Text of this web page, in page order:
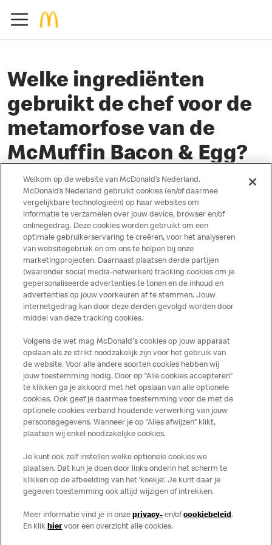
Welke ingrediënten
gebruikt de chef voor de
metamorfose van de
McMuffin Bacon & Egg?
September 27, 2019
Meesterkok Soenil Bahadoer krijgt de volgende ingrediënten tot zijn
beschikking: vrije-uitloopeieren, Cheddar smeltkaas, bacon strips en
het buikspek waar de bacon strips van gemaakt worden, boter én de
ingrediënten van het McMuffin brood. Om zijn gerecht een unieke
twist te geven, voegt hij aan de bestaande McMuffin Bacon Egg
specerijen, pekelwater en marinade toe. Je ziet het ook in onze How-
Over ons
Services
Contact
Welkom op de website van McDonald’s Nederland.
McDonald’s Nederland gebruikt cookies (en/of daarmee
vergelijkbare technologieën) op haar websites om
informatie te verzamelen over jouw device, browser en/of
onlinegedrag. Deze cookies worden gebruikt om een
optimale gebruikerservaring te creëren, voor het analyseren
van websitegebruik en om ons te helpen bij onze
marketingprojecten. Daarnaast plaatsen derde partijen
(waaronder social media-netwerken) tracking cookies om je
gepersonaliseerde advertenties te tonen en de inhoud en
advertenties op jouw voorkeuren af te stemmen. Jouw
internetgedrag kan door deze derden gevolgd worden door
middel van deze tracking cookies.
Volgens de wet mag McDonald's cookies op jouw apparaat
opslaan als ze strikt noodzakelijk zijn voor het gebruik van
de website. Voor alle andere soorten cookies hebben wij
jouw toestemming nodig. Door op “Alle cookies accepteren”
te klikken ga je akkoord met het opslaan van alle optionele
cookies. Ook geef je daarmee toestemming voor de met de
optionele cookies verband houdende verwerking van jouw
persoonsgegevens. Wanneer je op “Alles afwijzen” klikt,
plaatsen wij enkel noodzakelijke cookies.
Je kunt ook zelf instellen welke optionele cookies we
plaatsen. Dat kun je doen door links onderin het scherm te
klikken op de afbeelding van het ‘koekje’. Je kunt daar je
gegeven toestemming ook altijd wijzigen of intrekken.
Meer informatie vind je in onzeprivacy- en/ofcookiebeleid.
En klikhier voor een overzicht alle cookies.